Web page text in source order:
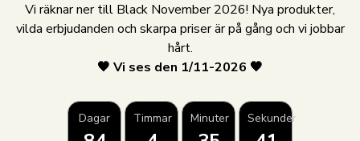
Vi räknar ner till Black November 2026! Nya produkter,
vilda erbjudanden och skarpa priser är på gång och vi jobbar
hårt.
🖤 Vi ses den 1/11-2026 🖤
Dagar Timmar Minuter Sekunder